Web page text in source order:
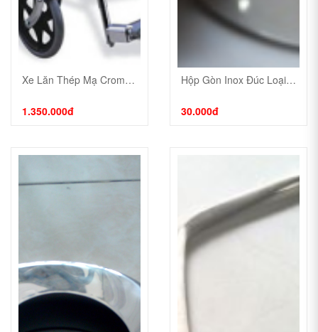
Xe Lăn Thép Mạ Crom Lucass X-9
1.350.000đ
Hộp Gòn Inox Đúc Loại nhỏ
30.000đ